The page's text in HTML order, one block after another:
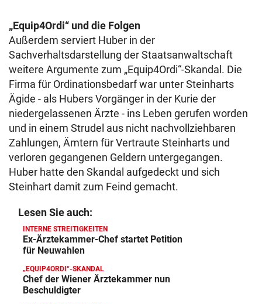
„Equip4Ordi“ und die Folgen
Außerdem serviert Huber in der
Sachverhaltsdarstellung der Staatsanwaltschaft
weitere Argumente zum „Equip4Ordi“-Skandal. Die
Firma für Ordinationsbedarf war unter Steinharts
Ägide - als Hubers Vorgänger in der Kurie der
niedergelassenen Ärzte - ins Leben gerufen worden
und in einem Strudel aus nicht nachvollziehbaren
Zahlungen, Ämtern für Vertraute Steinharts und
verloren gegangenen Geldern untergegangen.
Huber hatte den Skandal aufgedeckt und sich
Steinhart damit zum Feind gemacht.
Lesen Sie auch:
INTERNE STREITIGKEITEN
Ex-Ärztekammer-Chef startet Petition
für Neuwahlen
„EQUIP4ORDI“-SKANDAL
Chef der Wiener Ärztekammer nun
Beschuldigter